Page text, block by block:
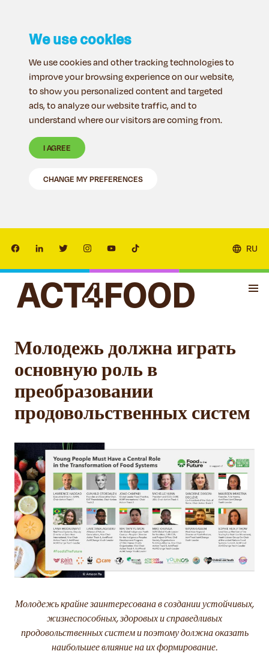
We use cookies
We use cookies and other tracking technologies to
improve your browsing experience on our website,
to show you personalized content and targeted
ads, to analyze our website traffic, and to
understand where our visitors are coming from.
I AGREE
CHANGE MY PREFERENCES
RU
Молодежь должна играть
основную роль в
преобразовании
продовольственных систем
Молодежь крайне заинтересована в созданииустойчивых,
жизнеспособных, здоровых и справедливых
продовольственных систем и поэтому должна оказать
наибольшее влияние на их формирование.